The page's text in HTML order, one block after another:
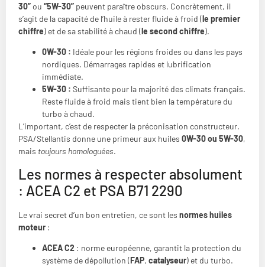
30” ou “5W-30” peuvent paraître obscurs. Concrètement, il
s’agit de la capacité de l’huile à rester fluide à froid (le premier
chiffre) et de sa stabilité à chaud (le second chiffre).
0W-30 : Idéale pour les régions froides ou dans les pays
nordiques. Démarrages rapides et lubrification
immédiate.
5W-30 : Suffisante pour la majorité des climats français.
Reste fluide à froid mais tient bien la température du
turbo à chaud.
L’important, c’est de respecter la préconisation constructeur.
PSA/Stellantis donne une primeur aux huiles 0W-30 ou 5W-30,
mais toujours homologuées.
Les normes à respecter absolument
: ACEA C2 et PSA B71 2290
Le vrai secret d’un bon entretien, ce sont les normes huiles
moteur :
ACEA C2 : norme européenne, garantit la protection du
système de dépollution (FAP, catalyseur) et du turbo.